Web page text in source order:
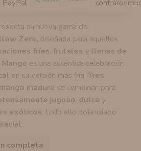
su nueva gama de
Zero, diseñada para aquellos
frías, frutales y llenas de
es una auténtica celebración
en su versión más fría.Tres
maduro se combinan para
jugoso, dulce y
exóticos, todo ello potenciado
.
completa